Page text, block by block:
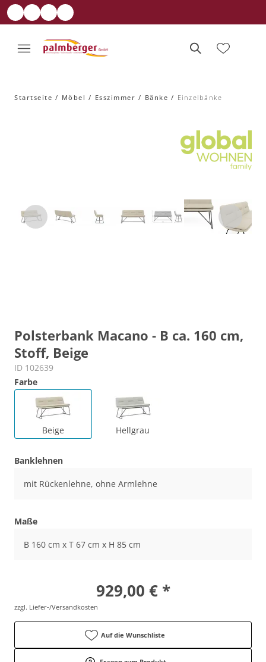
Startseite Möbel Esszimmer Bänke Einzelbänke
Polsterbank Macano - B ca. 160 cm,
Stoff, Beige
ID 102639
Farbe
Beige Hellgrau
Banklehnen
mit Rückenlehne, ohne Armlehne
Maße
B 160 cm x T 67 cm x H 85 cm
929,00 € *
zzgl. Liefer-/Versandkosten
Auf die Wunschliste